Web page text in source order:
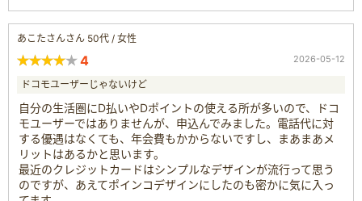
あこたさんさん 50代 / 女性
4 2026-05-12
ドコモユーザーじゃないけど
自分の生活圏にD払いやDポイントの使える所が多いので、ドコ
モユーザーではありませんが、申込んでみました。電話代に対
する優遇はなくても、年会費もかからないですし、まあまあメ
リットはあるかと思います。
最近のクレジットカードはシンプルなデザインが流行って思う
のですが、あえてポインコデザインにしたのも密かに気に入っ